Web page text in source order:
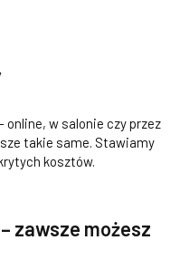
online, w salonie czy przez
takie same. Stawiamy
kosztów.
zawsze możesz